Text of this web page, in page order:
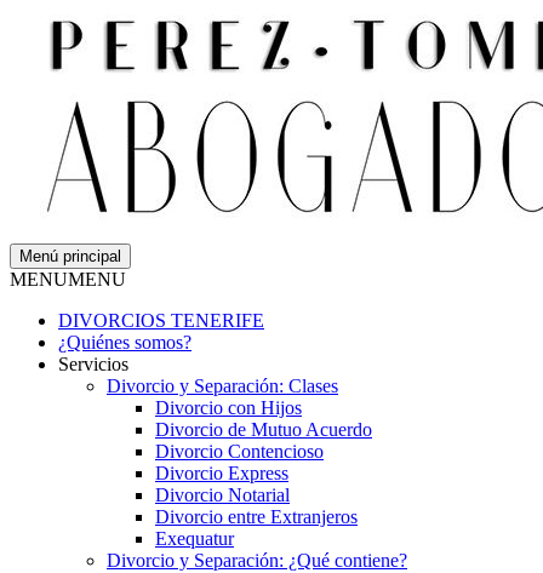
Menú principal
MENUMENU
DIVORCIOS TENERIFE
¿Quiénes somos?
Servicios
Divorcio y Separación: Clases
Divorcio con Hijos
Divorcio de Mutuo Acuerdo
Divorcio Contencioso
Divorcio Express
Divorcio Notarial
Divorcio entre Extranjeros
Exequatur
Divorcio y Separación: ¿Qué contiene?